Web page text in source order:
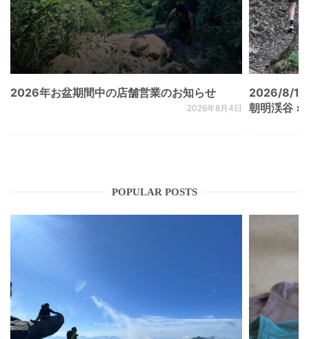
2026年お盆期間中の店舗営業のお知らせ
2026年8月4日
2026/8/
朝明渓谷 ×
POPULAR POSTS